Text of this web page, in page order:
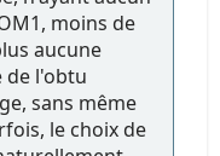
moins de
aucune
de l'obtu
sans même
le choix de